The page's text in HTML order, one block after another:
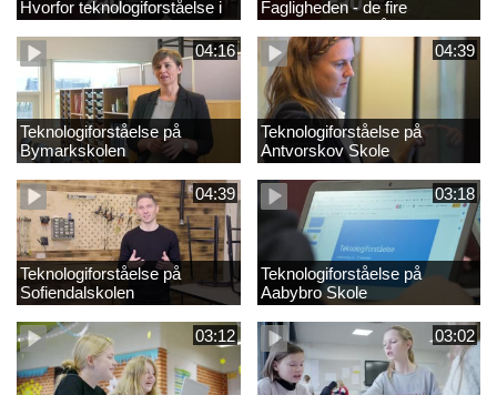
Hvorfor teknologiforståelse i
folkeskolen?
Fagligheden - de fire
kompetenceområder
04:16
Teknologiforståelse på
Bymarkskolen
04:39
Teknologiforståelse på
Antvorskov Skole
04:39
Teknologiforståelse på
Sofiendalskolen
03:18
Teknologiforståelse på
Aabybro Skole
03:12 03:02